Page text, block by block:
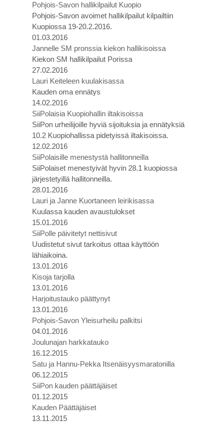
Pohjois-Savon hallikilpailut Kuopio
Pohjois-Savon avoimet hallikilpailut kilpailtiin
Kuopiossa 19-20.2.2016.
01.03.2016
Jannelle SM pronssia kiekon hallikisoissa
Kiekon SM hallikilpailut Porissa
27.02.2016
Lauri Keiteleen kuulakisassa
Kauden oma ennätys
14.02.2016
SiiPolaisia Kuopiohallin iltakisoissa
SiiPon urheilijoille hyviä sijoituksia ja ennätyksiä
10.2 Kuopiohallissa pidetyissä iltakisoissa.
12.02.2016
SiiPolaisille menestystä hallitonneilla
SiiPolaiset menestyivät hyvin 28.1 kuopiossa
järjestetyillä hallitonneilla.
28.01.2016
Lauri ja Janne Kuortaneen leirikisassa
Kuulassa kauden avaustulokset
15.01.2016
SiiPolle päivitetyt nettisivut
Uudistetut sivut tarkoitus ottaa käyttöön
lähiaikoina.
13.01.2016
Kisoja tarjolla
13.01.2016
Harjoitustauko päättynyt
13.01.2016
Pohjois-Savon Yleisurheilu palkitsi
04.01.2016
Joulunajan harkkatauko
16.12.2015
Satu ja Hannu-Pekka Itsenäisyysmaratonilla
06.12.2015
SiiPon kauden päättäjäiset
01.12.2015
Kauden Päättäjäiset
13.11.2015